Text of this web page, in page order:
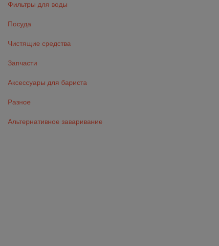
Фильтры для воды
Посуда
Чистящие средства
Запчасти
Аксессуары для бариста
Разное
Альтернативное заваривание